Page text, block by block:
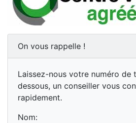
On vous rappelle !
Laissez-nous votre numéro de
dessous, un conseiller vous
rapidement.
Nom: